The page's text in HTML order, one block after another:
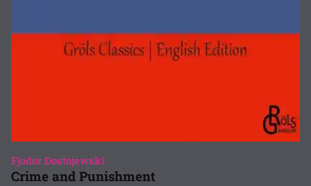
Fjodor Dostojewski
Crime and Punishment